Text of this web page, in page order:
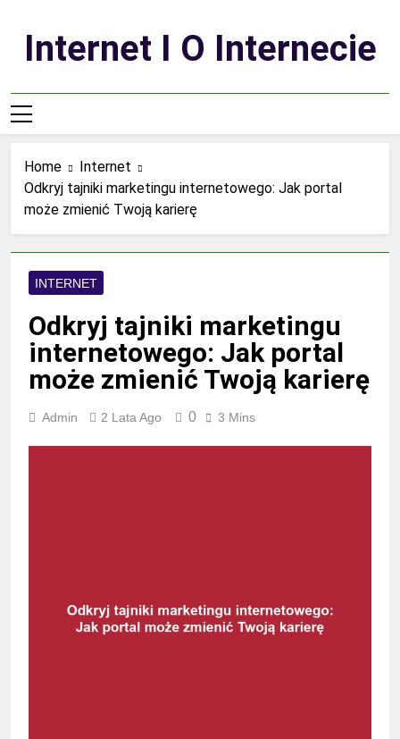
contentInternet I O Internecie
Home
Internet
Odkryj tajniki marketingu internetowego: Jak portal
może zmienić Twoją karierę
INTERNET
Odkryj tajniki marketingu
internetowego: Jak portal
może zmienić Twoją karierę
Admin 2 Lata Ago 0 3 Mins